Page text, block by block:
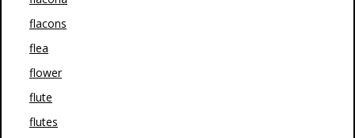
flacons
flea
flower
flute
flutes